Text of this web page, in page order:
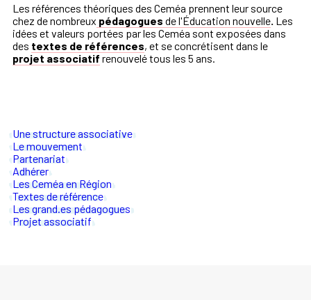
Les références théoriques des Ceméa prennent leur source
chez de nombreux pédagogues de l'Éducation nouvelle Les
idées et valeurs portées par les Ceméa sont exposées dans
des textes de références, et se concrétisent dans le
projet associatif renouvelé tous les 5 ans.
Une structure associative
Le mouvement
Partenariat
Adhérer
Les Ceméa en Région
Textes de référence
Les grand.es pédagogues
Projet associatif